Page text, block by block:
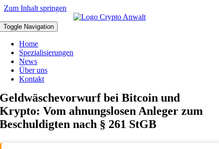
Zum Inhalt springen
Toggle Navigation
Home
Spezialisierungen
News
Über uns
Kontakt
Geldwäschevorwurf bei Bitcoin und
Krypto: Vom ahnungslosen Anleger zum
Beschuldigten nach § 261 StGB